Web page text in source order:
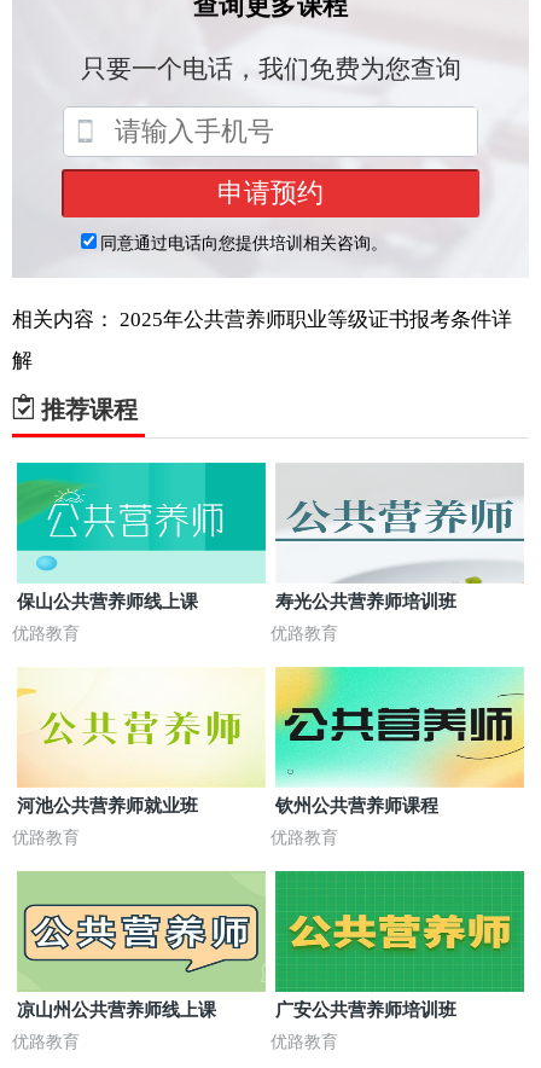
相关内容： 2025年公共营养师职业等级证书报考条件详
解
推荐课程
保山公共营养师线上课
优路教育
寿光公共营养师培训班
优路教育
河池公共营养师就业班
优路教育
钦州公共营养师课程
优路教育
凉山州公共营养师线上课
优路教育
广安公共营养师培训班
优路教育